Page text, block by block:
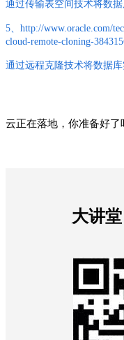
通过传输表空间技术将数
5、http://www.oracle.com/
cloud-remote-cloning-
通过远程克隆技术将数据
云正在落地，你准备好了
大讲堂